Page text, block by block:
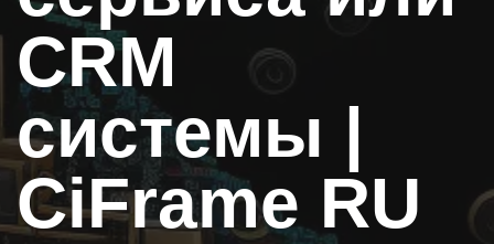
CRM
системы |
CiFrame RU